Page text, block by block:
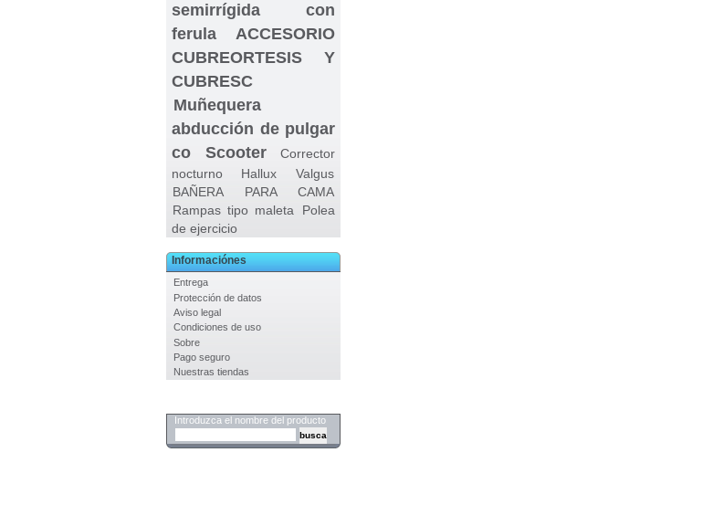
semirrígida con
ferula
ACCESORIO
CUBREORTESIS Y
CUBRESC
Muñequera
abducción de pulgar
co
Scooter
Corrector
nocturno Hallux Valgus
BAÑERA PARA CAMA
Rampas tipo maleta
Polea
de ejercicio
Informaciónes
Entrega
Protección de datos
Aviso legal
Condiciones de uso
Sobre
Pago seguro
Nuestras tiendas
Introduzca el nombre del producto